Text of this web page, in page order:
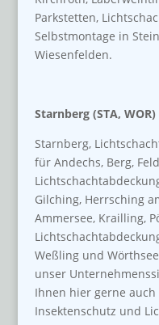
Parkstetten,
Selbstmontage in
Wiesenfelden.
Starnberg (STA, WOR)
Starnberg,
für Andechs, Berg,
Gilching, Herrsching
Ammersee, Krailling,
Weßling und
unser
Ihnen hier gerne
Insektenschutz und